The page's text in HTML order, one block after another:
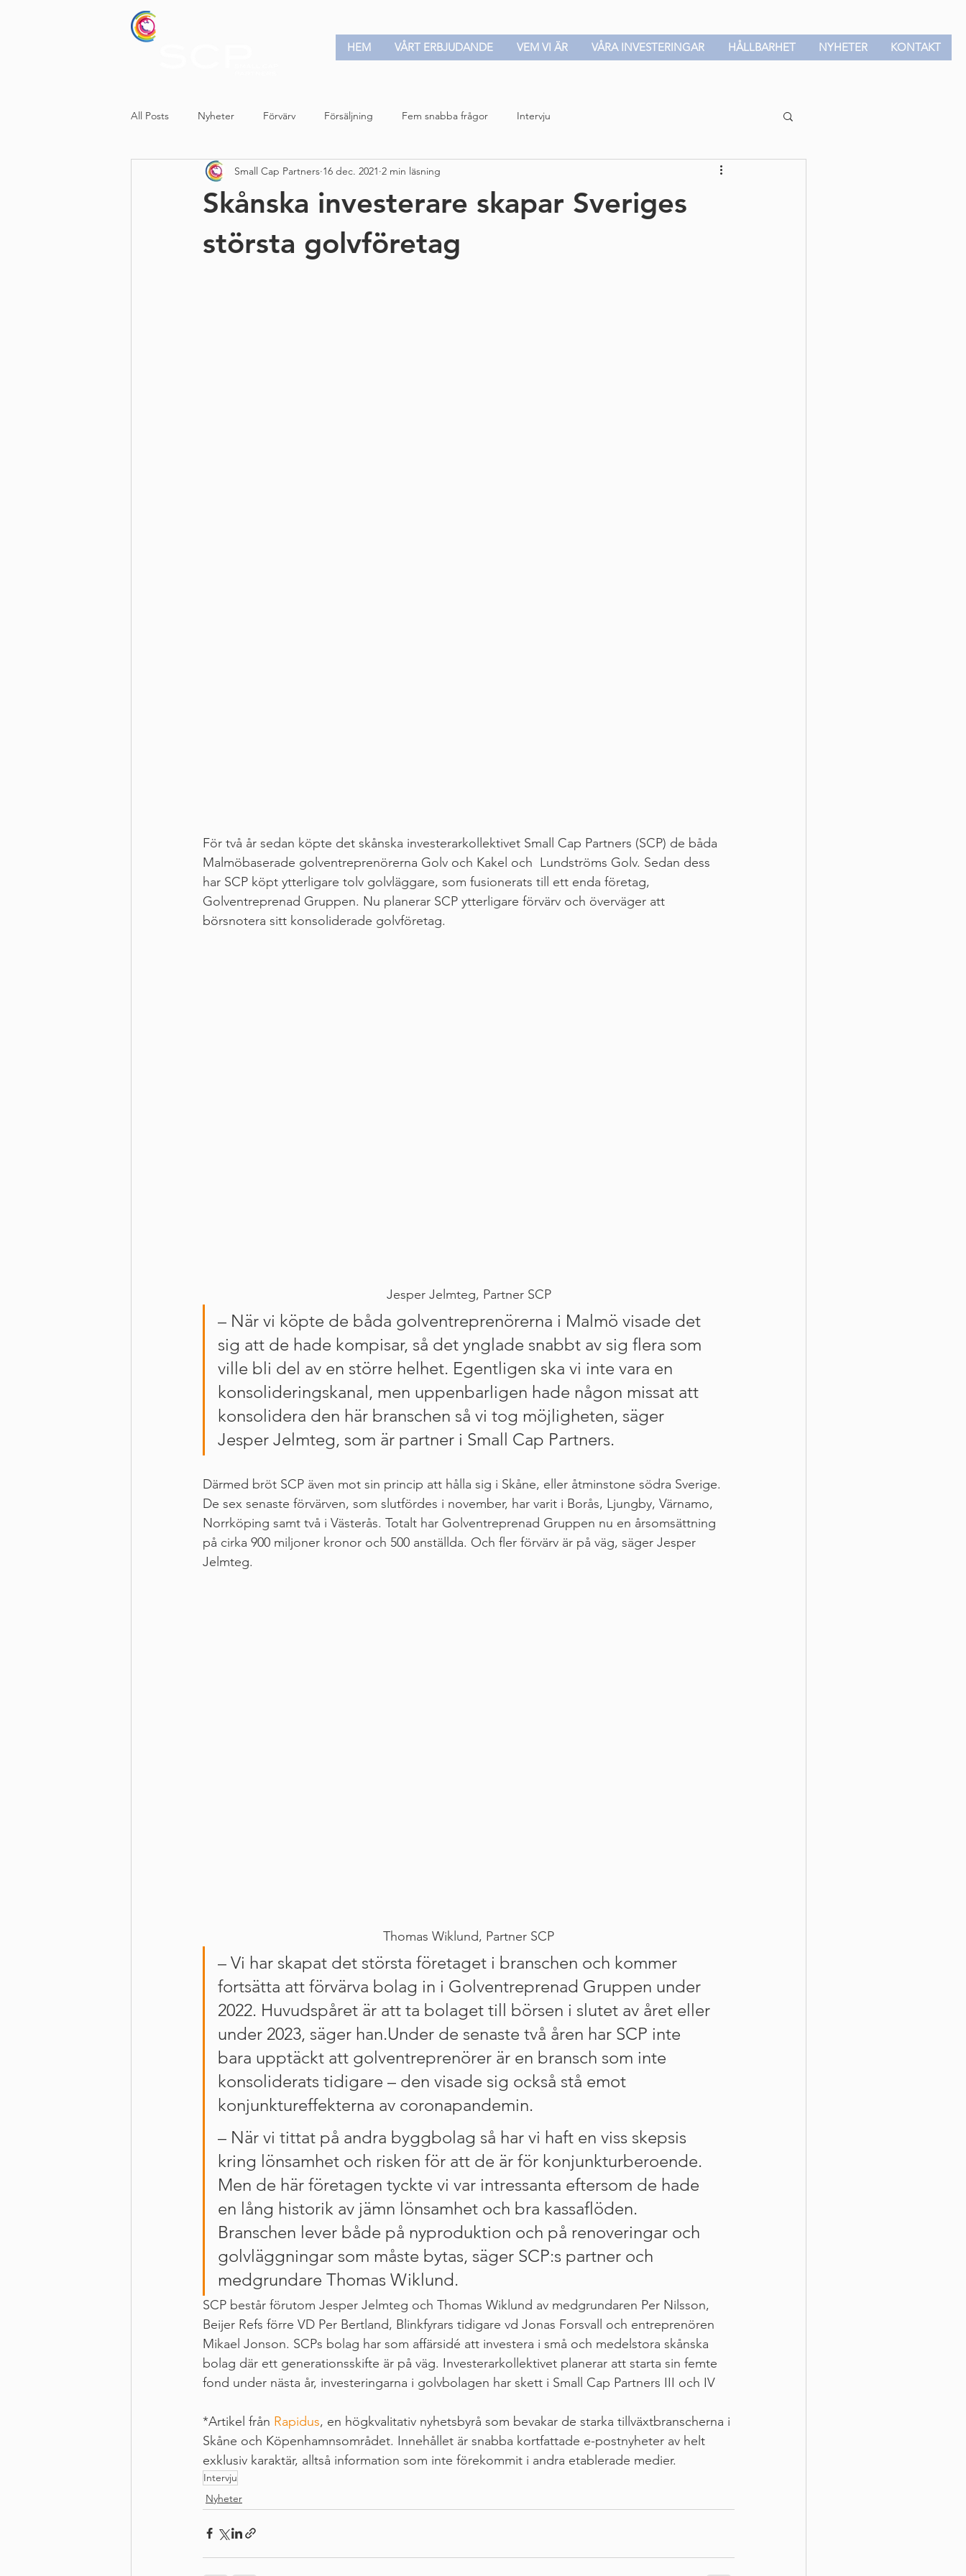
HEM VÅRT ERBJUDANDE VEM VI ÄR VÅRA INVESTERINGAR HÅLLBARHET NYHETER KONTAKT
All Posts Nyheter Förvärv Försäljning Fem snabba frågor Intervju
Skånska investerare skapar Sveriges
största golvföretag
Small Cap Partners 16 dec. 2021 2 min läsning
För två år sedan köpte det skånska investerarkollektivet Small Cap Partners (SCP) de båda
Malmöbaserade golventreprenörerna Golv och Kakel och  Lundströms Golv. Sedan dess
har SCP köpt ytterligare tolv golvläggare, som fusionerats till ett enda företag,
Golventreprenad Gruppen. Nu planerar SCP ytterligare förvärv och överväger att
börsnotera sitt konsoliderade golvföretag.
Jesper Jelmteg, Partner SCP
– När vi köpte de båda golventreprenörerna i Malmö visade det
sig att de hade kompisar, så det ynglade snabbt av sig flera som
ville bli del av en större helhet. Egentligen ska vi inte vara en
konsolideringskanal, men uppenbarligen hade någon missat att
konsolidera den här branschen så vi tog möjligheten, säger
Jesper Jelmteg, som är partner i Small Cap Partners.
Därmed bröt SCP även mot sin princip att hålla sig i Skåne, eller åtminstone södra Sverige.
De sex senaste förvärven, som slutfördes i november, har varit i Borås, Ljungby, Värnamo,
Norrköping samt två i Västerås. Totalt har Golventreprenad Gruppen nu en årsomsättning
på cirka 900 miljoner kronor och 500 anställda. Och fler förvärv är på väg, säger Jesper
Jelmteg.
Thomas Wiklund, Partner SCP
– Vi har skapat det största företaget i branschen och kommer
fortsätta att förvärva bolag in i Golventreprenad Gruppen under
2022. Huvudspåret är att ta bolaget till börsen i slutet av året eller
under 2023, säger han.Under de senaste två åren har SCP inte
bara upptäckt att golventreprenörer är en bransch som inte
konsoliderats tidigare – den visade sig också stå emot
konjunktureffekterna av coronapandemin.
– När vi tittat på andra byggbolag så har vi haft en viss skepsis
kring lönsamhet och risken för att de är för konjunkturberoende.
Men de här företagen tyckte vi var intressanta eftersom de hade
en lång historik av jämn lönsamhet och bra kassaflöden.
Branschen lever både på nyproduktion och på renoveringar och
golvläggningar som måste bytas, säger SCP:s partner och
medgrundare Thomas Wiklund.
SCP består förutom Jesper Jelmteg och Thomas Wiklund av medgrundaren Per Nilsson,
Beijer Refs förre VD Per Bertland, Blinkfyrars tidigare vd Jonas Forsvall och entreprenören
Mikael Jonson. SCPs bolag har som affärsidé att investera i små och medelstora skånska
bolag där ett generationsskifte är på väg. Investerarkollektivet planerar att starta sin femte
fond under nästa år, investeringarna i golvbolagen har skett i Small Cap Partners III och IV
*Artikel från Rapidus, en högkvalitativ nyhetsbyrå som bevakar de starka tillväxtbranscherna i
Skåne och Köpenhamnsområdet. Innehållet är snabba kortfattade e-postnyheter av helt
exklusiv karaktär, alltså information som inte förekommit i andra etablerade medier.
Intervju
Nyheter